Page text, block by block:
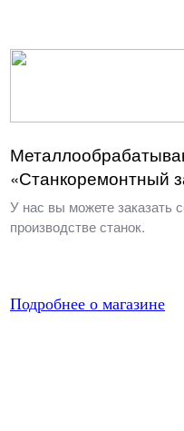
«Станкоремонтный
У нас вы можете заказать
производстве станок.
Подробнее о магазине